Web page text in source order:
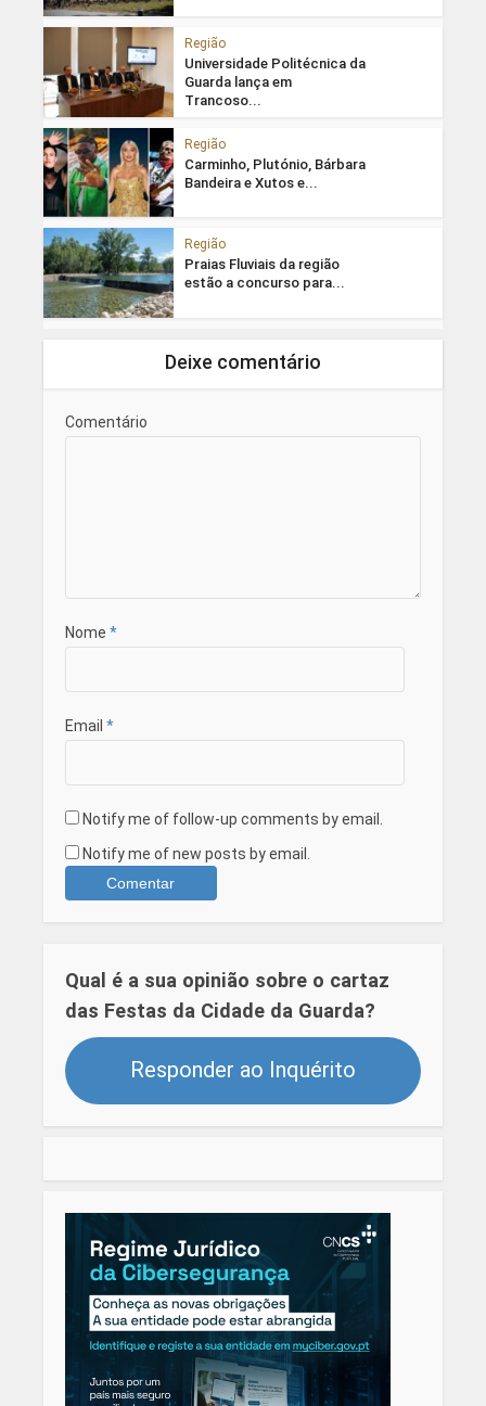
Região
Universidade Politécnica da
Guarda lança em
Trancoso...
Região
Carminho, Plutónio, Bárbara
Bandeira e Xutos e...
Região
Praias Fluviais da região
estão a concurso para...
Deixe comentário
Comentário
Nome *
Email *
Notify me of follow-up comments by email.
Notify me of new posts by email.
Qual é a sua opinião sobre o cartaz
das Festas da Cidade da Guarda?
Responder ao Inquérito